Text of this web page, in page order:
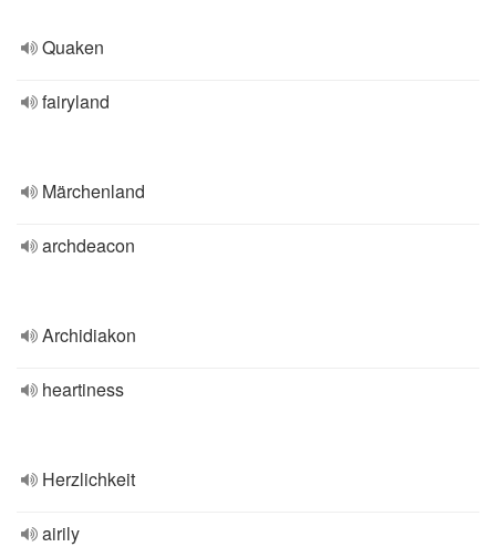
Quaken
fairyland
Märchenland
archdeacon
Archidiakon
heartiness
Herzlichkeit
airily